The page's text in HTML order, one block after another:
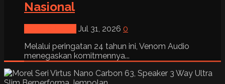
Nasional
Jul 31, 2026 0
Melalui peringatan 24 tahun ini, Venom Audio
menegaskan komitmennya...